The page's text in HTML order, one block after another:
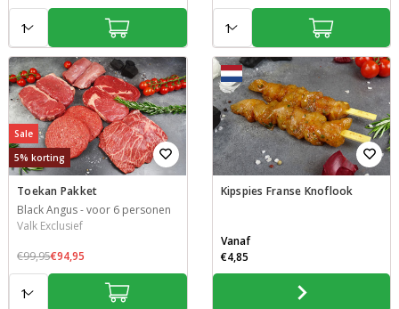
Sale
5% korting
Toekan Pakket
Black Angus-voor 6 personen
Valk Exclusief
€99,95€94,95
Kipspies Franse Knoflook
Vanaf
€4,85
Aantal: